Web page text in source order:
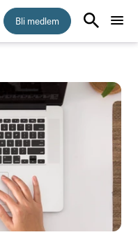
Bli medlem
Medlemskap
i Finansförbundet
Vem kan bli medlem
medlemskapet?